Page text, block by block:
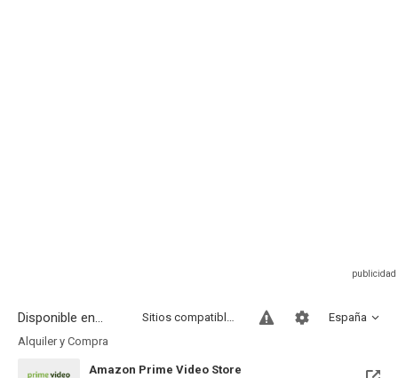
Disponible en... España
Sitios compatibles
Alquiler y Compra
Amazon Prime Video Store